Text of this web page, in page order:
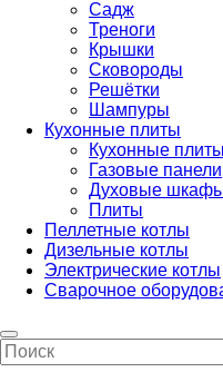
Садж
Треноги
Крышки
Сковороды
Решётки
Шампуры
Кухонные плиты
Кухонные плиты
Газовые панели
Духовые
Плиты
Пеллетные котлы
Дизельные котлы
Электрические котлы
Сварочное